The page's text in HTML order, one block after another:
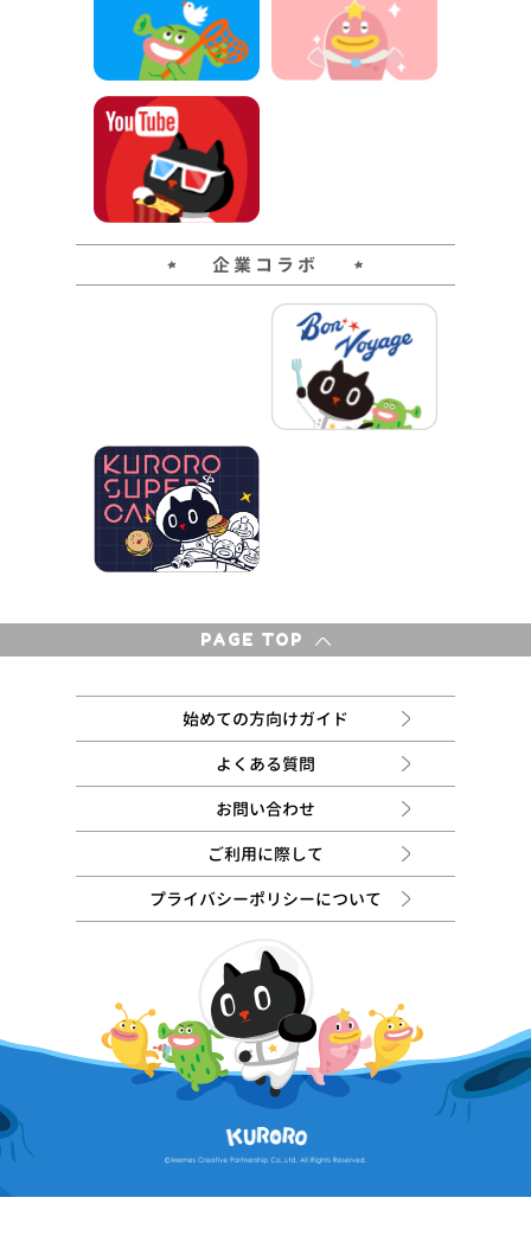
企業コラボ
PAGE TOP
始めての方向けガイド
よくある質問
お問い合わせ
ご利用に際して
プライバシーポリシーについて